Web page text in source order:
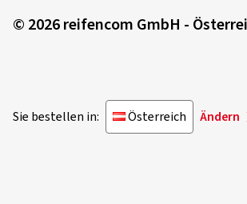
© 2026 reifencom GmbH -
Sie bestellen in: Österreich Ändern